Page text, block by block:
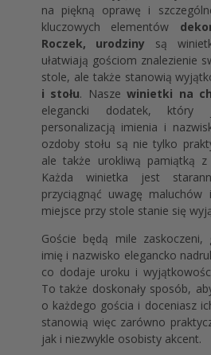
na piękną oprawę i
kluczowych elementów
Roczek, urodziny są
ułatwiają gościom znalezienie
stole, ale także stanowią
i stołu. Naszewinietki na
elegancki dodatek,
personalizacją imienia i
ozdoby stołu są nie tylko
ale także urokliwą pamiątką z
Każda winietka jest
przyciągnąć uwagę
miejsce przy stole stanie się
Goście będą mile
imię i nazwisko elegancko
co dodaje uroku i
To także doskonały sposób,
o każdego gościa i doceniasz
stanowią więc zarówno
jak i niezwykle osobisty akcent.